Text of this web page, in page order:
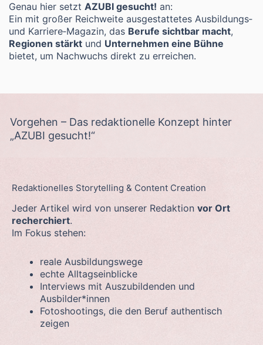
Genau hier setzt AZUBI gesucht! an:
Ein mit großer Reichweite ausgestattetes Ausbildungs‑
und Karriere‑Magazin, das Berufe sichtbar macht,
Regionen stärkt und Unternehmen eine Bühne
bietet, um Nachwuchs direkt zu erreichen.
Vorgehen – Das redaktionelle Konzept hinter
„AZUBI gesucht!“
Redaktionelles Storytelling & Content Creation
Jeder Artikel wird von unserer Redaktion vor Ort
recherchiert.
Im Fokus stehen:
reale Ausbildungswege
echte Alltagseinblicke
Interviews mit Auszubildenden und
Ausbilder*innen
Fotoshootings, die den Beruf authentisch
zeigen